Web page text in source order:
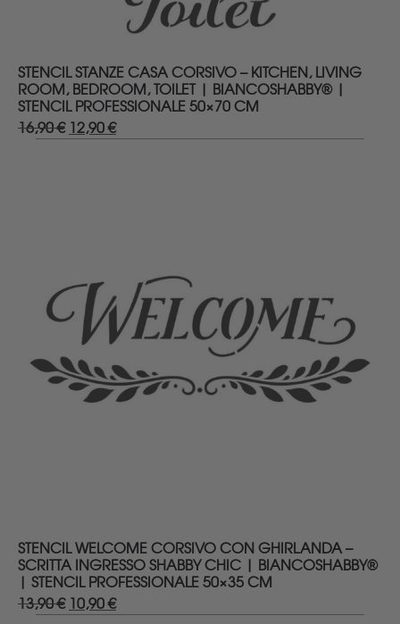
DETTAGLI
STENCIL STANZE CASA CORSIVO – KITCHEN, LIVING
ROOM, BEDROOM, TOILET | BIANCOSHABBY® |
STENCIL PROFESSIONALE 50×70 CM
16,90€ Il
prezzo
12,90€Il
prezzo
DETTAGLI
STENCIL WELCOME CORSIVO CON GHIRLANDA –
SCRITTA INGRESSO SHABBY CHIC | BIANCOSHABBY®
| STENCIL PROFESSIONALE 50×35 CM
13,90€ Il
prezzo
10,90€Il
prezzo